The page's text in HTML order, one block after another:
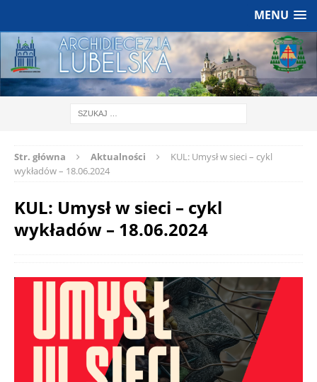
MENU
Str. główna Aktualności
KUL: Umysł w sieci – cykl
wykładów – 18.06.2024
KUL: Umysł w sieci – cykl
wykładów – 18.06.2024